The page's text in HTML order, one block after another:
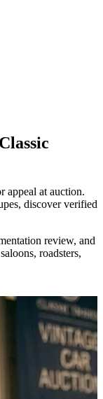
appeal at auction.
discover verified
review, and
roadsters,